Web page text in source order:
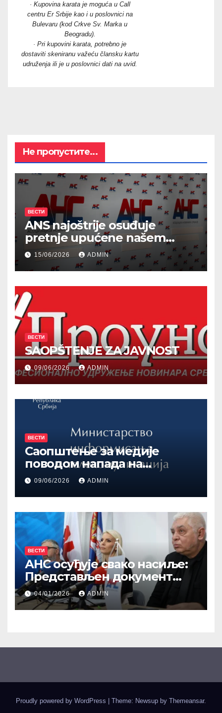
· Kupovina karata je moguća u Call
centru Er Srbije kao i u poslovnici na
Bulevaru (kod Crkve Sv. Marka u
Beogradu).
· Pri kupovini karata, potrebno je
dostaviti skeniranu važeću člansku kartu
udruženja ili je u poslovnici dati na uvid.
Не пропустите...
ВЕСТИ
ANS najoštrije osuđuje
pretnje upućene našem
kolegi Vladimiru Mitriću
15/06/2026 ADMIN
ВЕСТИ
SAOPŠTENJE ZA JAVNOST
09/06/2026 ADMIN
ВЕСТИ
Саопштење за медије
поводом напада на
дугогодишњег новинара
Франкфуртских вести
Зорана Вицеларевића
09/06/2026 ADMIN
ВЕСТИ
АНС осуђује свако насиље:
Представљен документ
“Хронологија напада на
новинаре“
04/01/2026 ADMIN
Proudly powered by WordPress Theme: Newsup by Themeansar.